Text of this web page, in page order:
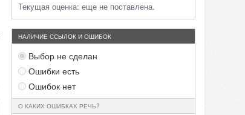
Текущая оценка: еще не поставлена.
НАЛИЧИЕ ССЫЛОК И ОШИБОК
Выбор не сделан
Ошибки есть
Ошибок нет
О КАКИХ ОШИБКАХ РЕЧЬ?